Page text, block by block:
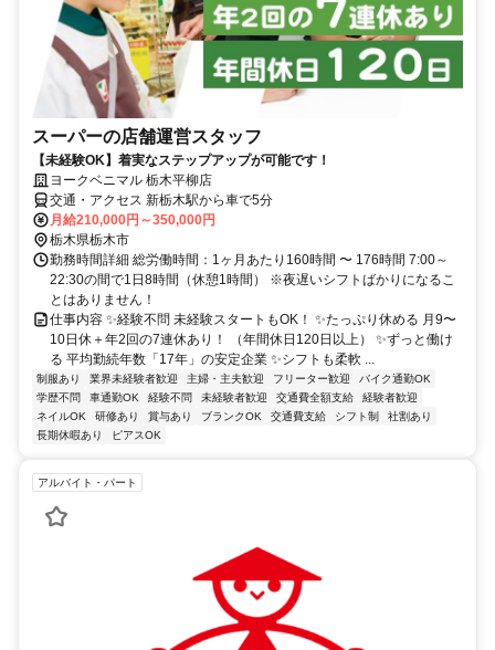
スーパーの店舗運営スタッフ
【未経験OK】着実なステップアップが可能です！
ヨークベニマル 栃木平柳店
交通・アクセス 新栃木駅から車で5分
月給210,000円～350,000円
栃木県栃木市
勤務時間詳細 総労働時間：1ヶ月あたり160時間 〜 176時間 7:00～
22:30の間で1日8時間（休憩1時間） ※夜遅いシフトばかりになるこ
とはありません！
仕事内容 ✨経験不問 未経験スタートもOK！ ✨たっぷり休める 月9〜
10日休＋年2回の7連休あり！ （年間休日120日以上） ✨ずっと働け
る 平均勤続年数「17年」の安定企業 ✨シフトも柔軟 ...
制服あり 業界未経験者歓迎 主婦・主夫歓迎 フリーター歓迎
バイク通勤OK
学歴不問
車通勤OK 経験不問 未経験者歓迎 交通費全額支給
経験者歓迎
ネイルOK
研修あり 賞与あり ブランクOK 交通費支給 シフト制
社割あり
長期休暇あり
ピアスOK
アルバイト・パート